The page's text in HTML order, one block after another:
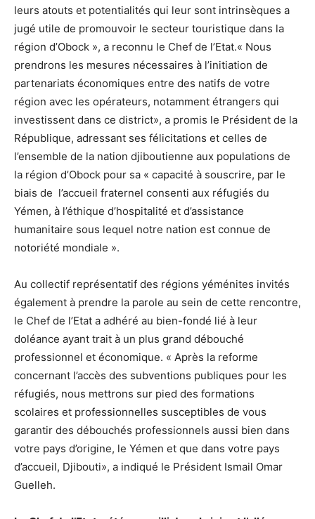
leurs atouts et potentialités qui leur sont intrinsèques a
jugé utile de promouvoir le secteur touristique dans la
région d’Obock », a reconnu le Chef de l’Etat.« Nous
prendrons les mesures nécessaires à l’initiation de
partenariats économiques entre des natifs de votre
région avec les opérateurs, notamment étrangers qui
investissent dans ce district», a promis le Président de la
République, adressant ses félicitations et celles de
l’ensemble de la nation djiboutienne aux populations de
la région d’Obock pour sa « capacité à souscrire, par le
biais de l’accueil fraternel consenti aux réfugiés du
Yémen, à l’éthique d’hospitalité et d’assistance
humanitaire sous lequel notre nation est connue de
notoriété mondiale ».
Au collectif représentatif des régions yéménites invités
également à prendre la parole au sein de cette rencontre,
le Chef de l’Etat a adhéré au bien-fondé lié à leur
doléance ayant trait à un plus grand débouché
professionnel et économique. « Après la reforme
concernant l’accès des subventions publiques pour les
réfugiés, nous mettrons sur pied des formations
scolaires et professionnelles susceptibles de vous
garantir des débouchés professionnels aussi bien dans
votre pays d’origine, le Yémen et que dans votre pays
d’accueil, Djibouti», a indiqué le Président Ismail Omar
Guelleh.